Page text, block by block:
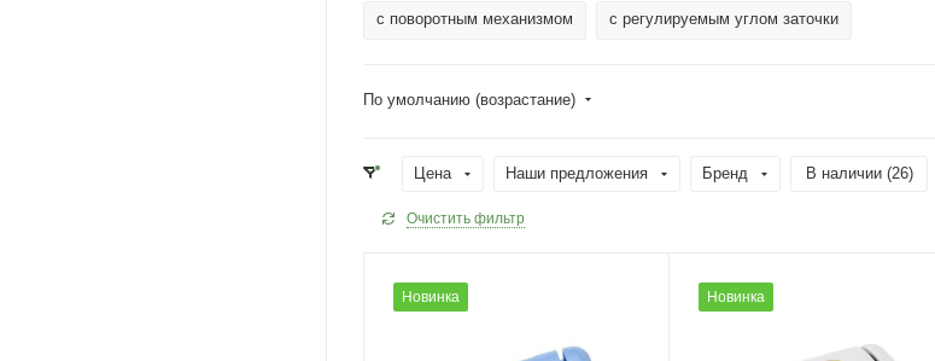
с поворотным механизмом с регулируемым углом заточки
По умолчанию (возрастание)
Цена Наши предложения Бренд В наличии (26)
Очистить фильтр
Новинка Новинка